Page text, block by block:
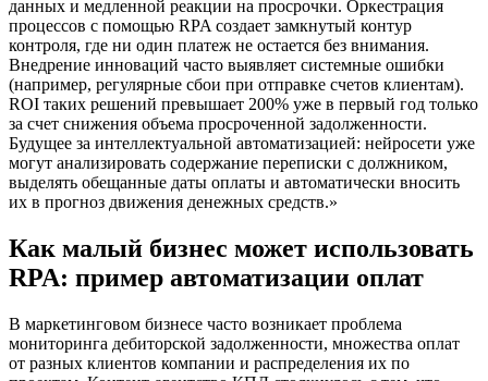
данных и медленной реакции на просрочки. Оркестрация
процессов с помощью RPA создает замкнутый контур
контроля, где ни один платеж не остается без внимания.
Внедрение инноваций часто выявляет системные ошибки
(например, регулярные сбои при отправке счетов клиентам).
ROI таких решений превышает 200% уже в первый год только
за счет снижения объема просроченной задолженности.
Будущее за интеллектуальной автоматизацией: нейросети уже
могут анализировать содержание переписки с должником,
выделять обещанные даты оплаты и автоматически вносить
их в прогноз движения денежных средств.»
Как малый бизнес может использовать
RPA: пример автоматизации оплат
В маркетинговом бизнесе часто возникает проблема
мониторинга дебиторской задолженности, множества оплат
от разных клиентов компании и распределения их по